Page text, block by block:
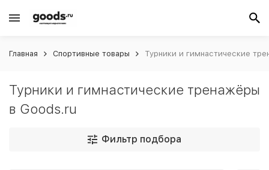
Главная Спортивные товары Турники и гимнастические
Турники и гимнастические тренажёры
в Goods.ru
Фильтр подбора